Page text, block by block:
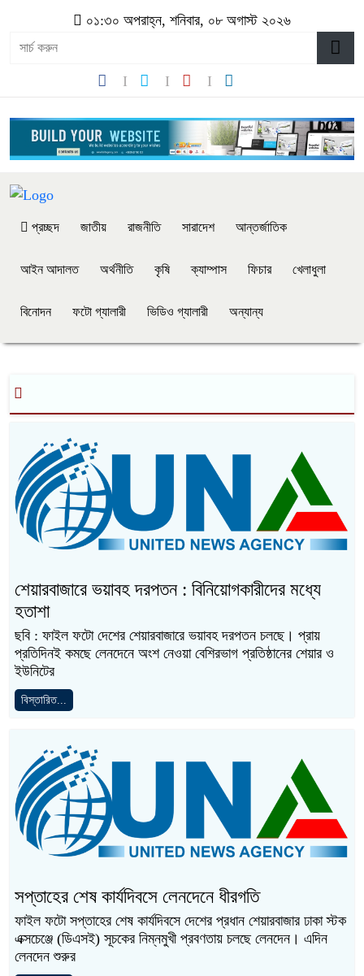
০১:৩০ অপরাহ্ন, শনিবার, ০৮ অগাস্ট ২০২৬
প্রচ্ছদ জাতীয় রাজনীতি সারাদেশ আন্তর্জাতিক
আইন আদালত অর্থনীতি কৃষি ক্যাম্পাস ফিচার খেলাধুলা
বিনোদন ফটো গ্যালারী ভিডিও গ্যালারী অন্যান্য
শেয়ারবাজারে ভয়াবহ দরপতন : বিনিয়োগকারীদের মধ্যে
হতাশা
ছবি : ফাইল ফটো দেশের শেয়ারবাজারে ভয়াবহ দরপতন চলছে। প্রায়
প্রতিদিনই কমছে লেনদেনে অংশ নেওয়া বেশিরভাগ প্রতিষ্ঠানের শেয়ার ও
ইউনিটের
বিস্তারিত...
সপ্তাহের শেষ কার্যদিবসে লেনদেনে ধীরগতি
ফাইল ফটো সপ্তাহের শেষ কার্যদিবসে দেশের প্রধান শেয়ারবাজার ঢাকা স্টক
এক্সচেঞ্জে (ডিএসই) সূচকের নিম্নমুখী প্রবণতায় চলছে লেনদেন। এদিন
লেনদেন শুরুর